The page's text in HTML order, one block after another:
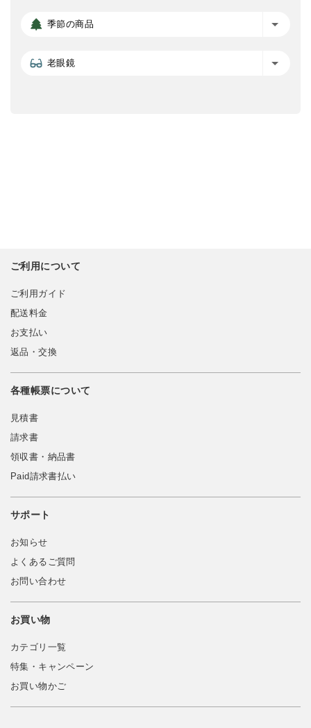
季節の商品
老眼鏡
ご利用について
ご利用ガイド
配送料金
お支払い
返品・交換
各種帳票について
見積書
請求書
領収書・納品書
Paid請求書払い
サポート
お知らせ
よくあるご質問
お問い合わせ
お買い物
カテゴリ一覧
特集・キャンペーン
お買い物かご